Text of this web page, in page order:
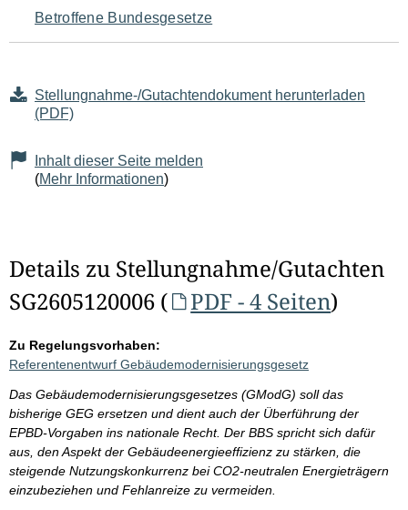
Betroffene Bundesgesetze
Stellungnahme-/Gutachtendokument herunterladen
(PDF)
Inhalt dieser Seite melden
(Mehr Informationen)
Details zu Stellungnahme/Gutachten
SG2605120006 (
PDF - 4 Seiten)
Zu Regelungsvorhaben:
Referentenentwurf Gebäudemodernisierungsgesetz
Das Gebäudemodernisierungsgesetzes (GModG) soll das
bisherige GEG ersetzen und dient auch der Überführung der
EPBD-Vorgaben ins nationale Recht. Der BBS spricht sich dafür
aus, den Aspekt der Gebäudeenergieeffizienz zu stärken, die
steigende Nutzungskonkurrenz bei CO2-neutralen Energieträgern
einzubeziehen und Fehlanreize zu vermeiden.